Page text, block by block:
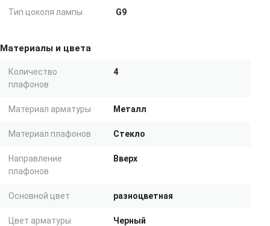
Тип цоколя лампы G9
Материалы и цвета
Количество
плафонов
4
Материал арматуры Металл
Материал плафонов Стекло
Направление
плафонов
Вверх
Основной цвет разноцветная
Цвет арматуры Черный